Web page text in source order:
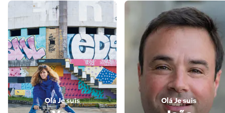
OláJe suis OláJe suis